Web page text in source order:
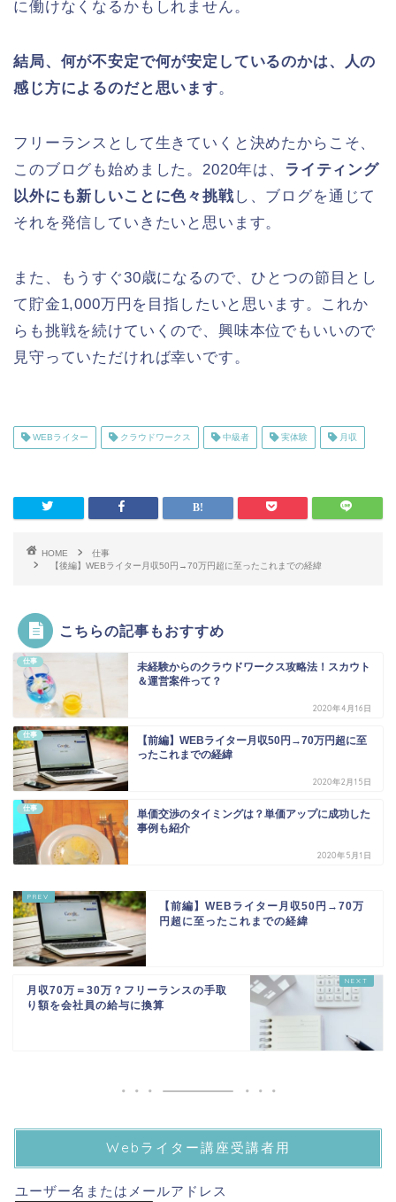
に働けなくなるかもしれません。
結局、何が不安定で何が安定しているのかは、人の
感じ方によるのだと思います。
フリーランスとして生きていくと決めたからこそ、
このブログも始めました。2020年は、 ライティング
以外にも新しいことに色々挑戦し、ブログを通じて
それを発信していきたいと思います。
また、もうすぐ30歳になるので、ひとつの節目とし
て貯金1,000万円を目指したいと思います。これか
らも挑戦を続けていくので、興味本位でもいいので
見守っていただければ幸いです。
WEBライター クラウドワークス 中級者 実体験 月収
HOME
仕事
【後編】WEBライター月収50円→70万円超に至ったこれまでの経緯
こちらの記事もおすすめ
仕事
未経験からのクラウドワークス攻略法！スカウト
＆運営案件って？
2020年4月16日
仕事
【前編】WEBライター月収50円→70万円超に至
ったこれまでの経緯
2020年2月15日
仕事
単価交渉のタイミングは？単価アップに成功した
事例も紹介
2020年5月1日
【前編】WEBライター月収50円→70万
円超に至ったこれまでの経緯
月収70万＝30万？フリーランスの手取
り額を会社員の給与に換算
Webライター講座受講者用
ユーザー名またはメールアドレス